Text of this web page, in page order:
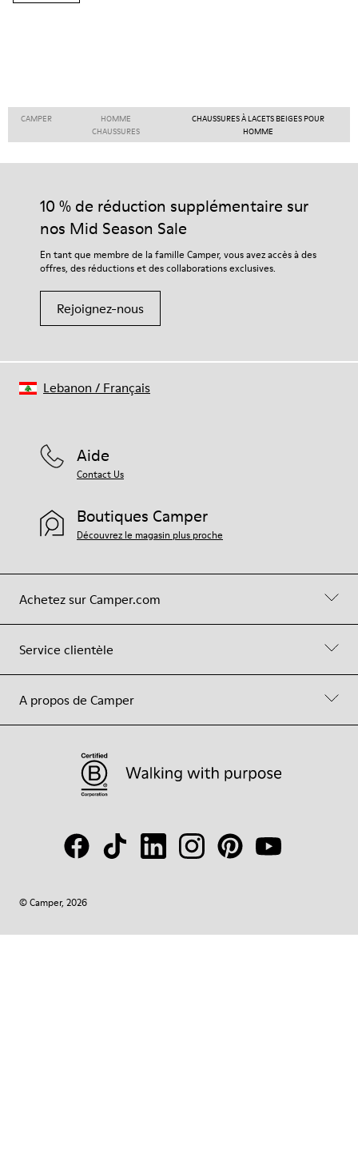
CAMPER
HOMME
CHAUSSURES
CHAUSSURES À LACETS BEIGES POUR
HOMME
10 % de réduction supplémentaire sur
nos Mid Season Sale
En tant que membre de la famille Camper, vous avez accès à des
offres, des réductions et des collaborations exclusives.
Rejoignez-nous
Achetez sur Camper.com
Service clientèle
A propos de Camper
Aide
Contact Us
Boutiques Camper
Découvrez le magasin plus proche
© Camper, 2026
Lebanon / Français